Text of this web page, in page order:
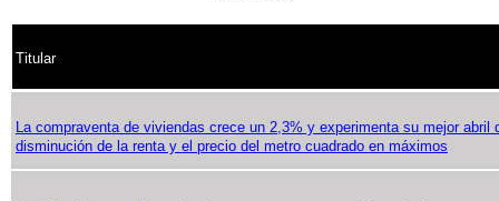
Titular
La compraventa de viviendas crece un 2,3% y experimenta su mejor abril
disminución de la renta y el precio del metro cuadrado en máximos